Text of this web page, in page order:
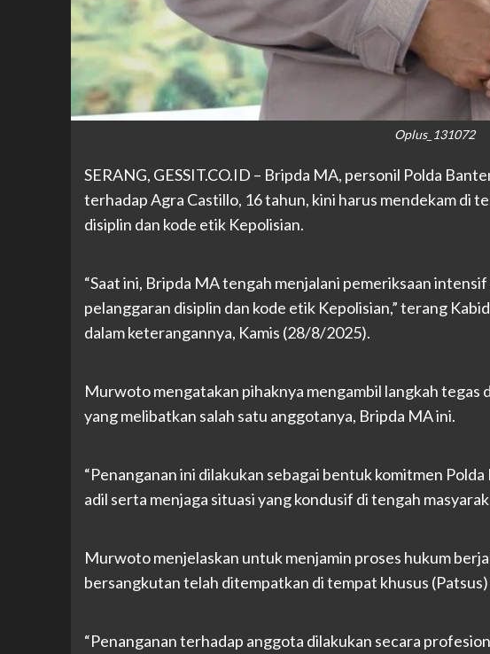
Oplus_131072
SERANG, GESSIT.CO.ID – Bripda MA, personil Polda
terhadap Agra Castillo, 16 tahun, kini harus mendekam di
disiplin dan kode etik Kepolisian.
“Saat ini, Bripda MA tengah menjalani pemeriksaan
pelanggaran disiplin dan kode etik Kepolisian,” terang
dalam keterangannya, Kamis (28/8/2025).
Murwoto mengatakan pihaknya mengambil langkah tegas
yang melibatkan salah satu anggotanya, Bripda MA ini.
“Penanganan ini dilakukan sebagai bentuk komitmen
adil serta menjaga situasi yang kondusif di tengah
Murwoto menjelaskan untuk menjamin proses hukum
bersangkutan telah ditempatkan di tempat khusus
“Penanganan terhadap anggota dilakukan secara